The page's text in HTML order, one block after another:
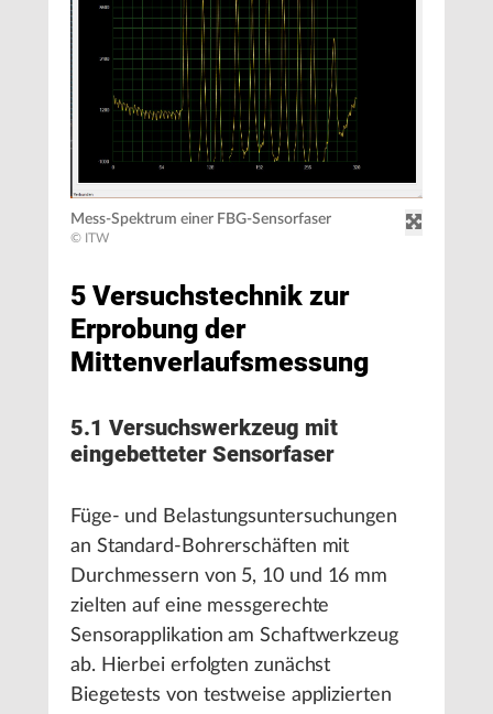
Mess-Spektrum einer FBG-Sensorfaser
© ITW
5 Versuchstechnik zur
Erprobung der
Mittenverlaufsmessung
5.1 Versuchswerkzeug mit
eingebetteter Sensorfaser
Füge- und Belastungsuntersuchungen
an Standard-Bohrerschäften mit
Durchmessern von 5, 10 und 16 mm
zielten auf eine messgerechte
Sensorapplikation am Schaftwerkzeug
ab. Hierbei erfolgten zunächst
Biegetests von testweise applizierten